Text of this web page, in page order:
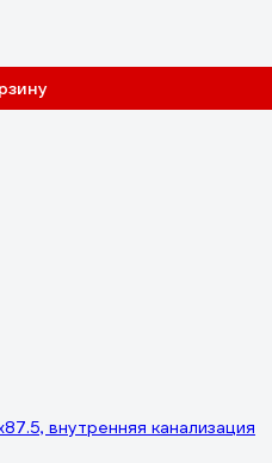
внутренняя канализация